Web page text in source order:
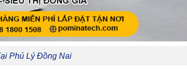
Phú Lý Đồng Nai